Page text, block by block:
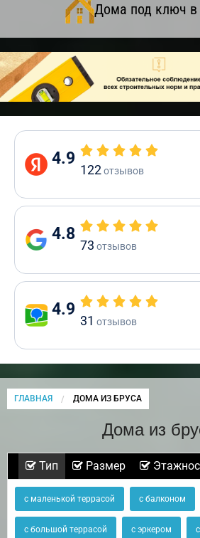
Дома под ключ
4.9
122отзывов
4.8
73 отзывов
4.9
31 отзывов
ГЛАВНАЯ CURRENT:
ДОМА ИЗ БРУСА
Дома из
Тип Размер
с маленькой террасой с балконом
с большой террасой с эркером